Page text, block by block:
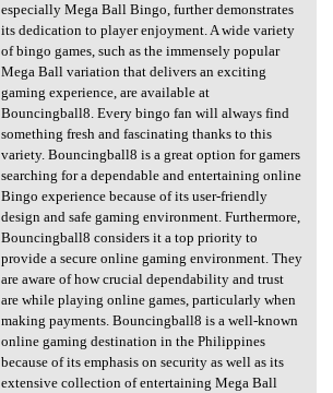
especially Mega Ball Bingo, further demonstrates
its dedication to player enjoyment. A wide variety
of bingo games, such as the immensely popular
Mega Ball variation that delivers an exciting
gaming experience, are available at
Bouncingball8. Every bingo fan will always find
something fresh and fascinating thanks to this
variety. Bouncingball8 is a great option for gamers
searching for a dependable and entertaining online
Bingo experience because of its user-friendly
design and safe gaming environment. Furthermore,
Bouncingball8 considers it a top priority to
provide a secure online gaming environment. They
are aware of how crucial dependability and trust
are while playing online games, particularly when
making payments. Bouncingball8 is a well-known
online gaming destination in the Philippines
because of its emphasis on security as well as its
extensive collection of entertaining Mega Ball